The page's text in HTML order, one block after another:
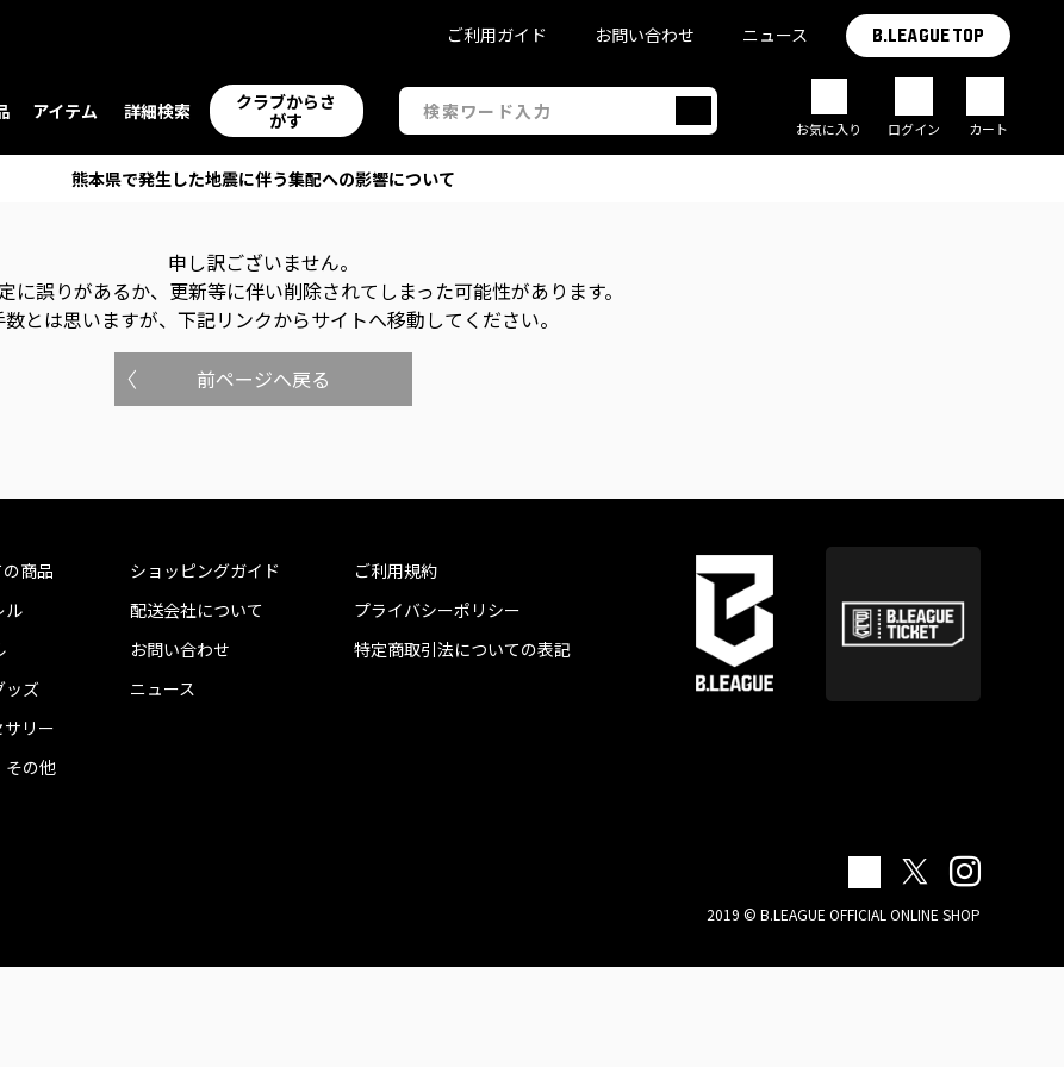
アイテム 詳細検索
クラブからさ
がす
ご利用ガイド お問い合わせ ニュース B.LEAGUE TOP
お気に入り ログイン カート
熊本県で発生した地震に伴う集配への影響について
申し訳ございません。
に誤りがあるか、更新等に伴い削除されてしまった可能性があります。
数とは思いますが、下記リンクからサイトへ移動してください。
前ページへ戻る
商品
ル
ッズ
サリー
その他
ショッピングガイド
配送会社について
お問い合わせ
ニュース
ご利用規約
プライバシーポリシー
特定商取引法についての表記
2019 © B.LEAGUE OFFICIAL ONLINE SHOP